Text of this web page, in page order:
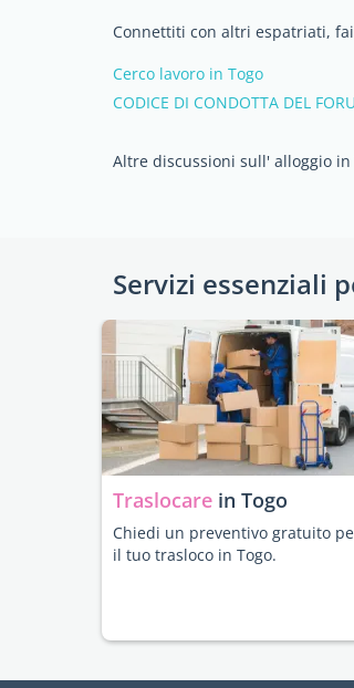
Connettiti con altri espatriati,
Cerco lavoro in Togo
CODICE DI CONDOTTA DEL
Altre discussioni sull' alloggio in
Servizi essenziali
Traslocare in Togo
Chiedi un preventivo gratuito
il tuo trasloco in Togo.